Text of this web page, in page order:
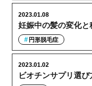
妊娠中の髪の変化
2023.01.08
円形脱毛症
ビオチンサプリ選
2023.01.02